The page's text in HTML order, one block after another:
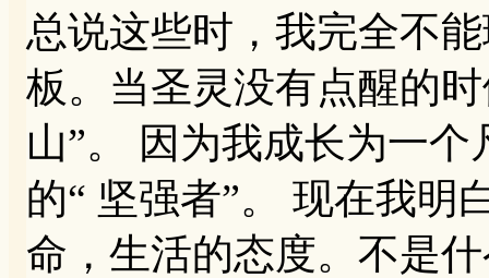
总说这些时，我完全不
板。当圣灵没有点醒的
山”。 因为我成长为一
的“ 坚强者”。 现在我明
命，生活的态度。不是